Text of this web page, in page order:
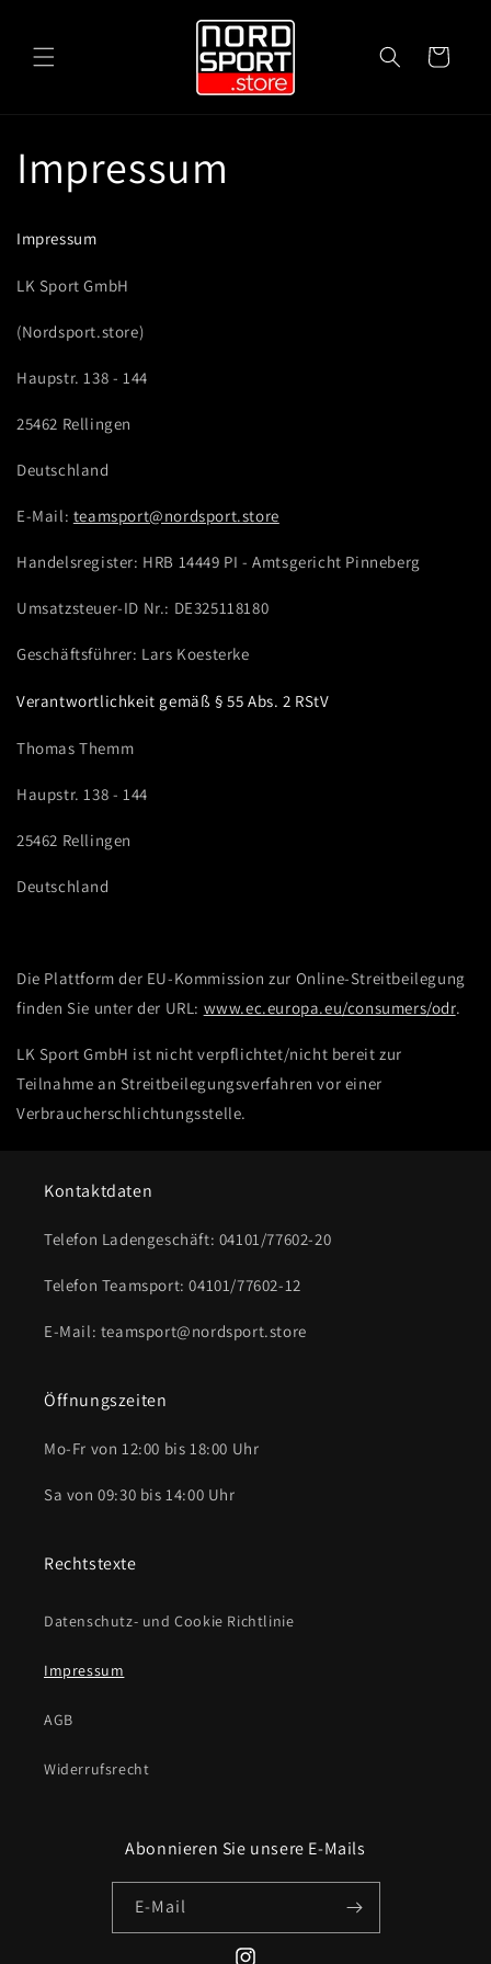
Inhalt
Warenkorb
Impressum
Impressum
LK Sport GmbH
(Nordsport.store)
Haupstr. 138 - 144
25462 Rellingen
Deutschland
E-Mail: teamsport@nordsport.store
Handelsregister: HRB 14449 PI - Amtsgericht Pinneberg
Umsatzsteuer-ID Nr.: DE325118180
Geschäftsführer: Lars Koesterke
Verantwortlichkeit gemäß § 55 Abs. 2 RStV
Thomas Themm
Haupstr. 138 - 144
25462 Rellingen
Deutschland
Die Plattform der EU-Kommission zur Online-Streitbeilegung
finden Sie unter der URL: www.ec.europa.eu/consumers/odr.
LK Sport GmbH ist nicht verpflichtet/nicht bereit zur
Teilnahme an Streitbeilegungsverfahren vor einer
Verbraucherschlichtungsstelle.
Kontaktdaten
Telefon Ladengeschäft: 04101/77602-20
Telefon Teamsport: 04101/77602-12
E-Mail: teamsport@nordsport.store
Öffnungszeiten
Mo-Fr von 12:00 bis 18:00 Uhr
Sa von 09:30 bis 14:00 Uhr
Rechtstexte
Datenschutz- und Cookie Richtlinie
Impressum
AGB
Widerrufsrecht
Abonnieren Sie unsere E-Mails
E-Mail